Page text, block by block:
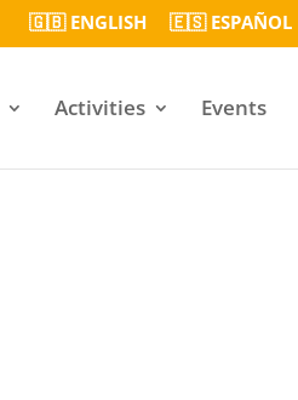
🇬🇧 ENGLISH 🇪🇸 ESPAÑOL
Activities Events